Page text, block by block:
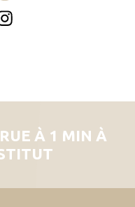
À 1 MIN À